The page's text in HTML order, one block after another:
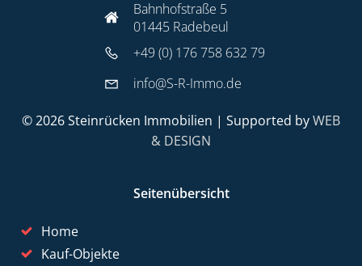
Bahnhofstraße 5
01445 Radebeul
+49 (0) 176 758 632 79
info@S-R-Immo.de
© 2026 Steinrücken Immobilien | Supported byWEB
& DESIGN
Seitenübersicht
Home
Kauf-Objekte